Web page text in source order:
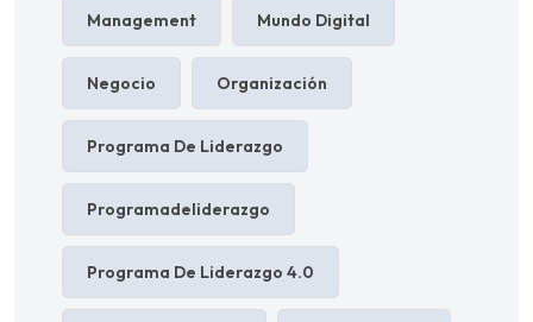
Management Mundo Digital
Negocio Organización
Programa De Liderazgo
Programadeliderazgo
Programa De Liderazgo 4.0